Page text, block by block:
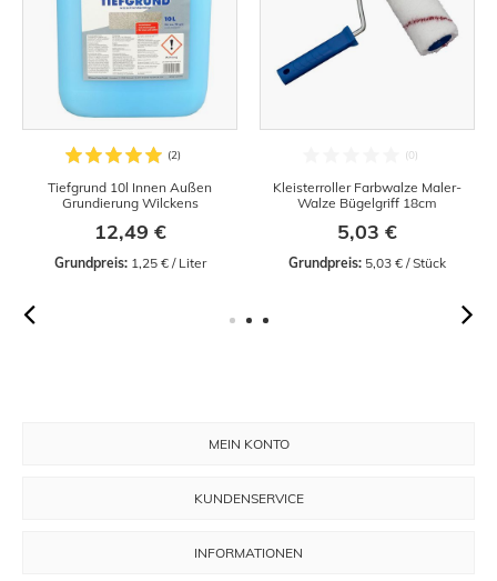
Tiefgrund 10l Innen Außen
Grundierung Wilckens
12,49 €
Grundpreis: 1,25 € / Liter
Kleisterroller Farbwalze Maler-
Walze Bügelgriff 18cm
5,03 €
Grundpreis: 5,03 € / Stück
MEIN KONTO
KUNDENSERVICE
INFORMATIONEN